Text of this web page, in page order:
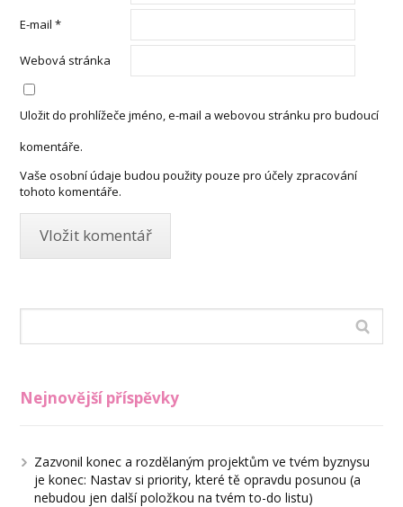
E-mail*
Webová stránka
Uložit do prohlížeče jméno, e-mail a webovou stránku pro budoucí
komentáře.
Vaše osobní údaje budou použity pouze pro účely zpracování
tohoto komentáře.
Nejnovější příspěvky
Zazvonil konec a rozdělaným projektům ve tvém byznysu
je konec: Nastav si priority, které tě opravdu posunou (a
nebudou jen další položkou na tvém to-do listu)